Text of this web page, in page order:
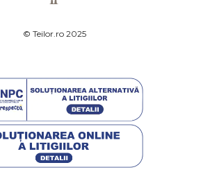
© Teilor.ro 2025